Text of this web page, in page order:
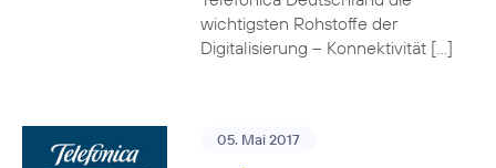
wichtigsten Rohstoffe der
Digitalisierung – Konnektivität […]
05. Mai 2017